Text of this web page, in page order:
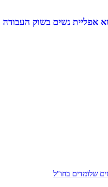
אפליית נשים בשוק העבודה
שלומדים בחו"ל